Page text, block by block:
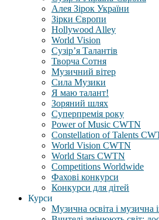
Алея Зірок України
Зірки Європи
Hollywood Alley
World Vision
Сузір’я Талантів
Творча Сотня
Музичний вітер
Сила Музики
Я маю талант!
Зоряний шлях
Суперпремія року
Power of Music CWTN
Constellation of Talents
World Vision CWTN
World Stars CWTN
Competitions Worldwide
Фахові конкурси
Конкурси для дітей
Курси
Музична освіта і музична